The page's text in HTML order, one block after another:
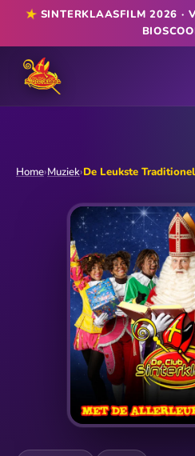
★SINTERKLAASFILM 2026 ·
Home›Muziek›De Leukste